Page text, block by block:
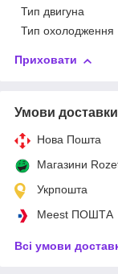
Тип двигуна
Тип охолодження
Приховати
Умови доставки
Нова Пошта
Магазини
Укрпошта
Meest ПОШТА
Всі умови